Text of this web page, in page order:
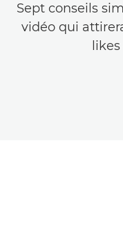
Sept conseils
vidéo qui